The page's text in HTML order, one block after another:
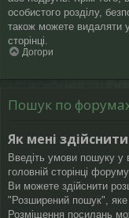
особистого розділу,
також можете видаляти
сторінці.
Догори
Пошук по
Як мені
Введіть умови пошуку у
головній сторінці
Ви можете здійснити
"Розширений пошук", яке
Розміщення посилань